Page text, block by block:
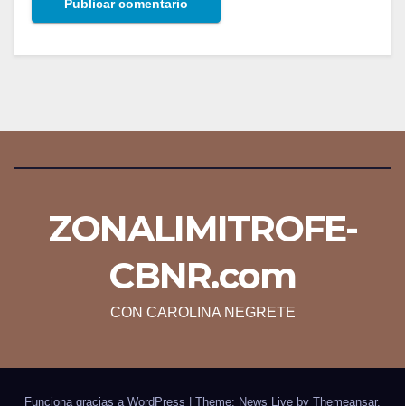
ZONALIMITROFE-
CBNR.com
CON CAROLINA NEGRETE
Funciona gracias a WordPress Theme: News Live by Themeansar.